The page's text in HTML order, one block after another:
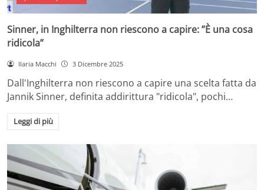
Sinner, in Inghilterra non riescono a capire: ”È una cosa
ridicola”
Ilaria Macchi 3 Dicembre 2025
Dall'Inghilterra non riescono a capire una scelta fatta da
Jannik Sinner, definita addirittura "ridicola", pochi…
Leggi di più